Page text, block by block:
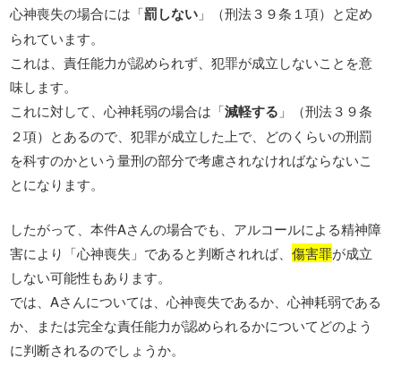
心神喪失の場合には「罰しない 」（刑法３９条１項）と定め
られています。
これは、責任能力が認められず、犯罪が成立しないことを意
味します。
これに対して、心神耗弱の場合は「減軽する 」（刑法３９条
２項）とあるので、犯罪が成立した上で、どのくらいの刑罰
を科すのかという量刑の部分で考慮されなければならないこ
とになります。
したがって、本件Aさんの場合でも、アルコールによる精神障
害により「心神喪失」であると判断されれば、傷害罪が成立
しない可能性もあります。
では、Aさんについては、心神喪失であるか、心神耗弱である
か、または完全な責任能力が認められるかについてどのよう
に判断されるのでしょうか。